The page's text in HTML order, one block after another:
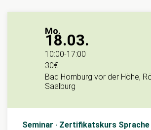
Mo.
18.03.
10:00-17:00
30€
Bad Homburg vor der Höhe,
Saalburg
Seminar · Zertifikatskurs Sprache